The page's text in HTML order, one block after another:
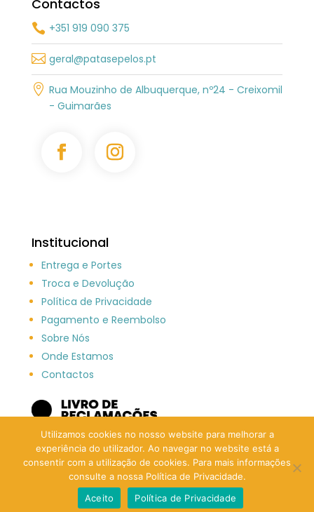
Contactos
 +351 919 090 375
 geral@patasepelos.pt
 Rua Mouzinho de Albuquerque, nº24 - Creixomil
- Guimarães
Institucional
Entrega e Portes
Troca e Devolução
Política de Privacidade
Pagamento e Reembolso
Sobre Nós
Onde Estamos
Contactos
©2021 Patas & Pelos | Developed byForDesign SC
Utilizamos cookies no nosso website para melhorar a
experiência do utilizador. Ao navegar no website está a
consentir com a utilização de cookies. Para mais informações
consulte a nossa Política de Privacidade.
Aceito
Política de Privacidade